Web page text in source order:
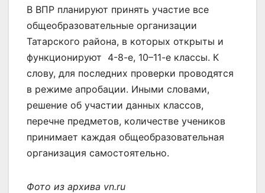
В ВПР планируют принять участие все
общеобразовательные организации
Татарского района, в которых открыты и
функционируют 4-8-е, 10–11-е классы. К
слову, для последних проверки проводятся
в режиме апробации. Иными словами,
решение об участии данных классов,
перечне предметов, количестве учеников
принимает каждая общеобразовательная
организация самостоятельно.
Фото из архива vn.ru